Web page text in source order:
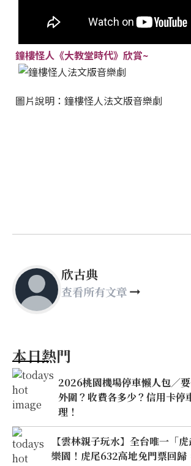
鐘樓怪人《大教堂時代》欣賞~
圖片說明：鐘樓怪人法文版音樂劇
欣古典
查看所有文章
本日熱門
2026桃園機場停車懶人包／
外圍？收費各多少？信用卡停
理！
【雲林親子玩水】全台唯一「
樂園！虎尾632高地免門票回歸